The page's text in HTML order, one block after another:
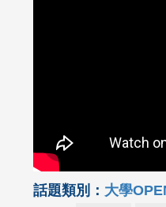
話題類別： 大學